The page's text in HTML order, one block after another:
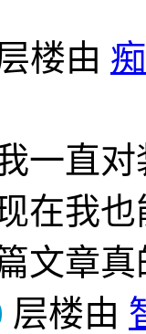
楼由
一直
在我
文章
层楼由